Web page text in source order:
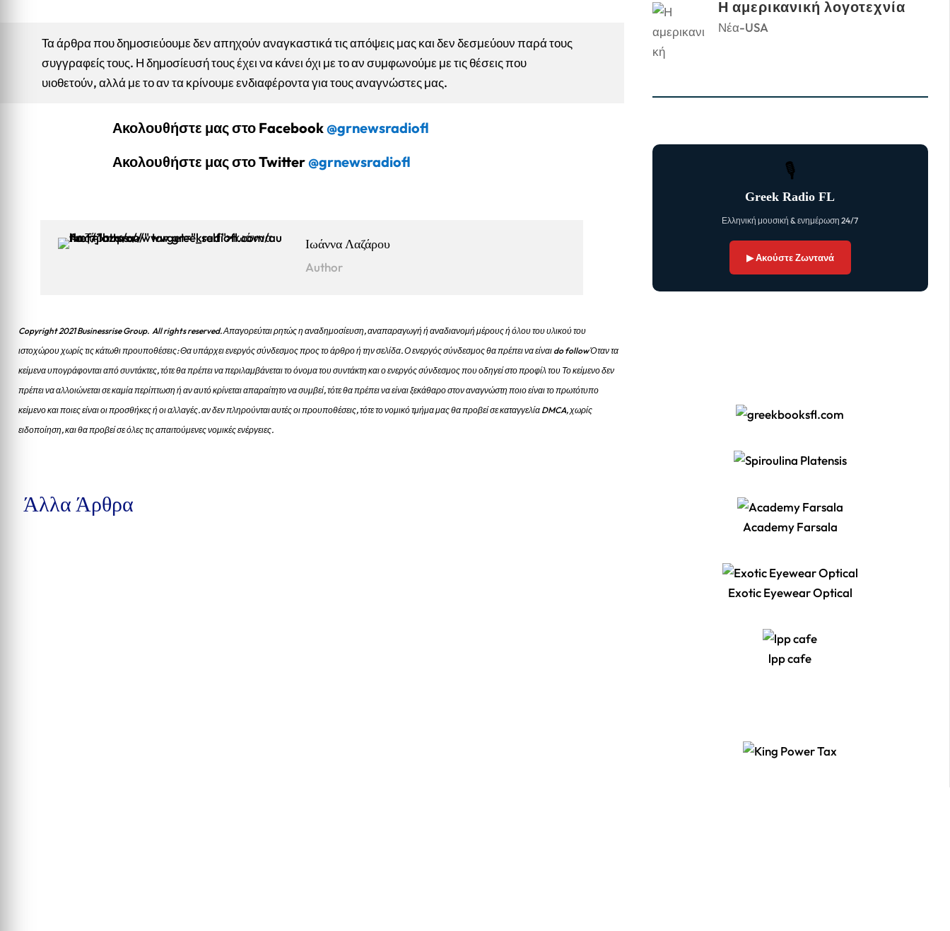
Τα άρθρα που δημοσιεύουμε δεν απηχούν αναγκαστικά τις απόψεις μας και δεν δεσμεύουν παρά τους
συγγραφείς τους. Η δημοσίευσή τους έχει να κάνει όχι με το αν συμφωνούμε με τις θέσεις που
υιοθετούν, αλλά με το αν τα κρίνουμε ενδιαφέροντα για τους αναγνώστες μας.
Ακολουθήστε μας στο Facebook@grnewsradiofl
Ακολουθήστε μας στο Twitter@grnewsradiofl
Ιωάννα Λαζάρου
Author
Copyright 2021 Businessrise Group. All rights reserved. Απαγορεύται ρητώς η αναδημοσίευση, αναπαραγωγή ή αναδιανομή μέρους ή όλου του υλικού του
ιστοχώρου χωρίς τις κάτωθι προυποθέσεις: Θα υπάρχει ενεργός σύνδεσμος προς το άρθρο ή την σελίδα.Ο ενεργός σύνδεσμος θα πρέπει να είναι do follow Όταν τα
κείμενα υπογράφονται από συντάκτες, τότε θα πρέπει να περιλαμβάνεται το όνομα του συντάκτη και ο ενεργός σύνδεσμος που οδηγεί στο προφίλ του Το κείμενο δεν
πρέπει να αλλοιώνεται σε καμία περίπτωση ή αν αυτό κρίνεται απαραίτητο να συμβεί, τότε θα πρέπει να είναι ξεκάθαρο στον αναγνώστη ποιο είναι το πρωτότυπο
κείμενο και ποιες είναι οι προσθήκες ή οι αλλαγές. αν δεν πληρούνται αυτές οι προυποθέσεις, τότε το νομικό τμήμα μας θα προβεί σε καταγγελία DMCA, χωρίς
ειδοποίηση, και θα προβεί σε όλες τις απαιτούμενες νομικές ενέργειες.
Άλλα Άρθρα
Η αμερικανική λογοτεχνία
Νέα-USA
🎙
Greek Radio FL
Ελληνική μουσική & ενημέρωση 24/7
▶ Ακούστε Ζωντανά
Academy Farsala
Exotic Eyewear Optical
lpp cafe